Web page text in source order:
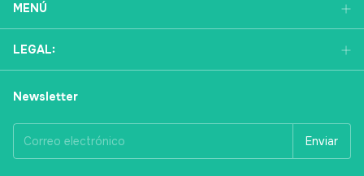
MENÚ
LEGAL:
Newsletter